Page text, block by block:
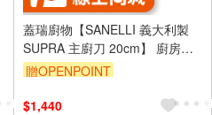
蓋瑞廚物【SANELLI 義大利製
SUPRA 主廚刀 20cm】 廚房刀
調理刀 廚刀 主廚刀 西式主廚刀
贈OPENPOINT
$1,440